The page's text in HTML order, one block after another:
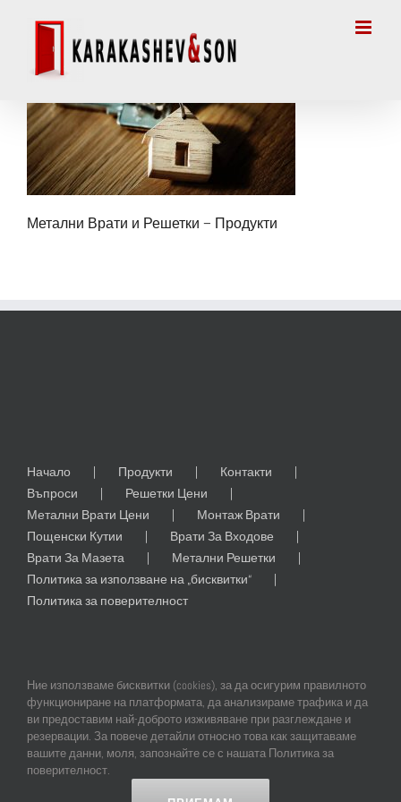
Метални Врати и Решетки – Продукти
Начало Продукти
Контакти
Въпроси
Решетки Цени
Метални Врати Цени
Монтаж Врати
Пощенски Кутии
Врати За Входове
Врати За Мазета
Метални Решетки
Политика за използване на „бисквитки“
Политика за поверителност
© Copyright2026 | All Rights Reserved | Professional Web Design and
SEO byOnline Creations Ltd
Ние използваме бисквитки (cookies), за да осигурим правилното
функциониране на платформата, да анализираме трафика и да
ви предоставим най-доброто изживяване при разглеждане и
резервации. За повече детайли относно това как защитаваме
вашите данни, моля, запознайте се с нашата Политика за
поверителност.